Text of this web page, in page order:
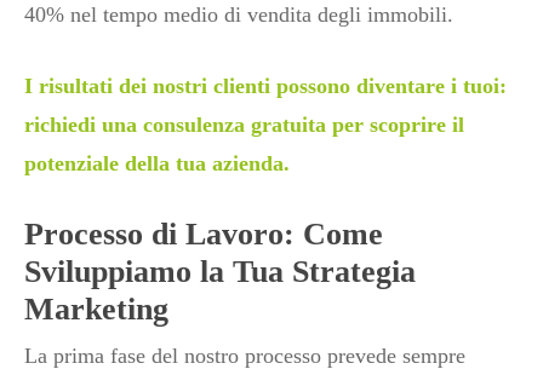
40% nel tempo medio di vendita degli immobili.
I risultati dei nostri clienti possono diventare i tuoi:
richiedi una consulenza gratuita per scoprire il
potenziale della tua azienda.
Processo di Lavoro: Come
Sviluppiamo la Tua Strategia
Marketing
La prima fase del nostro processo prevede sempre